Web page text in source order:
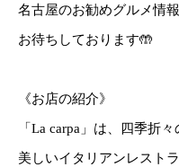
名古屋のお勧めグルメ情
お待ちしております🤲
《お店の紹介》
「La carpa」は、四季折
美しいイタリアンレスト